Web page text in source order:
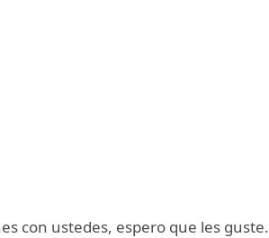
con ustedes, espero que les guste.